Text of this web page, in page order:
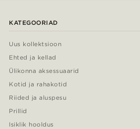
KATEGOORIAD
Uus kollektsioon
Ehted ja kellad
Ülikonna aksessuaarid
Kotid ja rahakotid
Riided ja aluspesu
Prillid
Isiklik hooldus